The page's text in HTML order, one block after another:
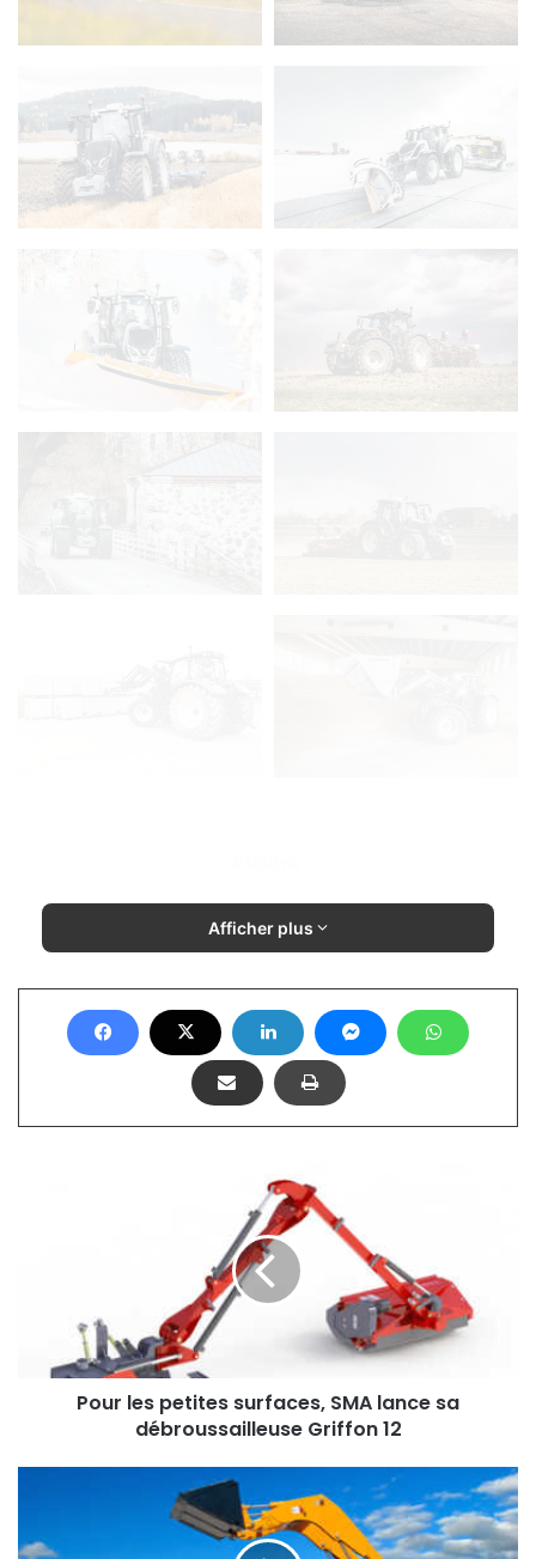
Afficher plus
u
Pour les petites surfaces, SMA lance sa
débroussailleuse Griffon 12
l